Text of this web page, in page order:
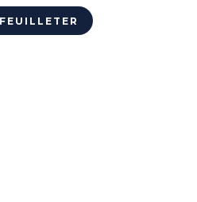
FEUILLETER